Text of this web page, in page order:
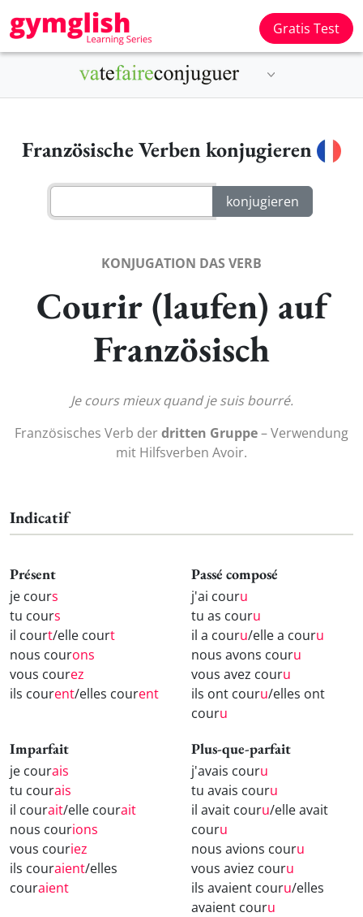
Gratis Test
Französische Verben konjugieren
KONJUGATION DAS VERB
Courir (laufen) auf
Französisch
Je cours mieux quand je suis bourré.
Französisches Verb derdritten Gruppe– Verwendung
mit Hilfsverben Avoir.
Indicatif
Présent
je cours
tu cours
il court/elle court
nous courons
vous courez
ils courent/elles courent
Passé composé
j'ai couru
tu as couru
il a couru/elle a couru
nous avons couru
vous avez couru
ils ont couru/elles ont
couru
Imparfait
je courais
tu courais
il courait/elle courait
nous courions
vous couriez
ils couraient/elles
couraient
Plus-que-parfait
j'avais couru
tu avais couru
il avait couru/elle avait
couru
nous avions couru
vous aviez couru
ils avaient couru/elles
avaient couru